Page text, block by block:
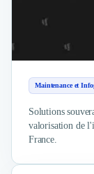
Maintenance et
Solutions
valorisation de
France.